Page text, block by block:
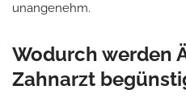
unangenehm.
Wodurch werden
Zahnarzt